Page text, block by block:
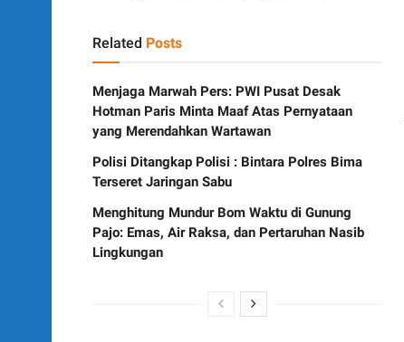
Related Posts
Menjaga Marwah Pers: PWI Pusat Desak
Hotman Paris Minta Maaf Atas Pernyataan
yang Merendahkan Wartawan
Polisi Ditangkap Polisi : Bintara Polres Bima
Terseret Jaringan Sabu
Menghitung Mundur Bom Waktu di Gunung
Pajo: Emas, Air Raksa, dan Pertaruhan Nasib
Lingkungan